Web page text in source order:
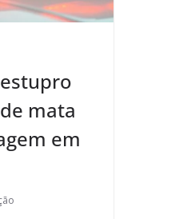
mata
em